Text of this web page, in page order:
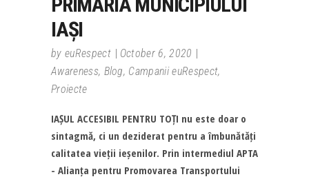
IAȘI
by euRespect
October 6, 2020
Awareness, Blog, Campanii euRespect,
Proiecte
IAȘUL ACCESIBIL PENTRU TOȚI nu este doar o
sintagmă, ci un deziderat pentru a îmbunătăți
calitatea vieții ieșenilor. Prin intermediul APTA
- Alianța pentru Promovarea Transportului